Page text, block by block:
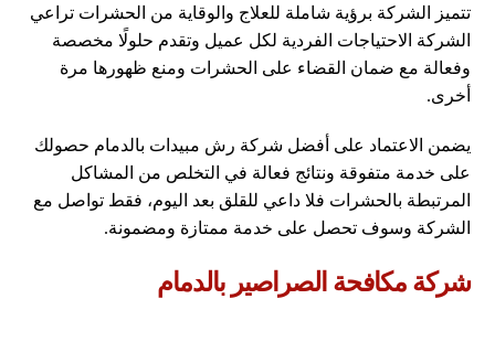
تتميز الشركة برؤية شاملة للعلاج والوقاية من الحشرات تراعي
الشركة الاحتياجات الفردية لكل عميل وتقدم حلولًا مخصصة
وفعالة مع ضمان القضاء على الحشرات ومنع ظهورها مرة
أخرى.
يضمن الاعتماد على أفضل شركة رش مبيدات بالدمام حصولك
على خدمة متفوقة ونتائج فعالة في التخلص من المشاكل
المرتبطة بالحشرات فلا داعي للقلق بعد اليوم، فقط تواصل مع
الشركة وسوف تحصل على خدمة ممتازة ومضمونة.
شركة مكافحة الصراصير بالدمام